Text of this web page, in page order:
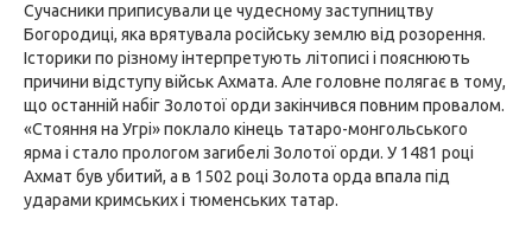
Сучасники приписували це чудесному заступництву
Богородиці, яка врятувала російську землю від розорення.
Історики по різному інтерпретують літописі і пояснюють
причини відступу військ Ахмата. Але головне полягає в тому,
що останній набіг Золотої орди закінчився повним провалом.
«Стояння на Угрі» поклало кінець татаро-монгольського
ярма і стало прологом загибелі Золотої орди. У 1481 році
Ахмат був убитий, а в 1502 році Золота орда впала під
ударами кримських і тюменських татар.